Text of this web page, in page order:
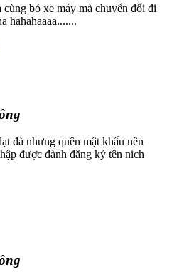
cùng bỏ xe máy mà chuyển đổi đi
hahahaaaa.......
đà nhưng quên mật khẩu nên
được đành đăng ký tên nich